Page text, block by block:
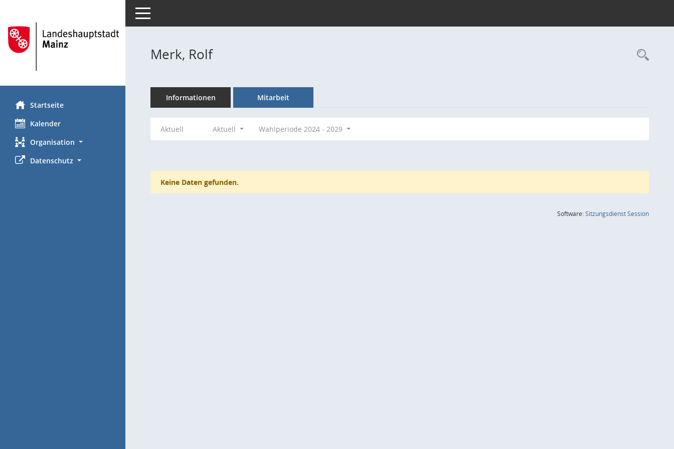
Startseite
Kalender
Organisation
Datenschutz
Toggle navigation
Merk, Rolf
Informationen Mitarbeit
Aktuell Aktuell Wahlperiode 2024 - 2029
Keine Daten gefunden.
Software:SitzungsdienstSession(Wird in